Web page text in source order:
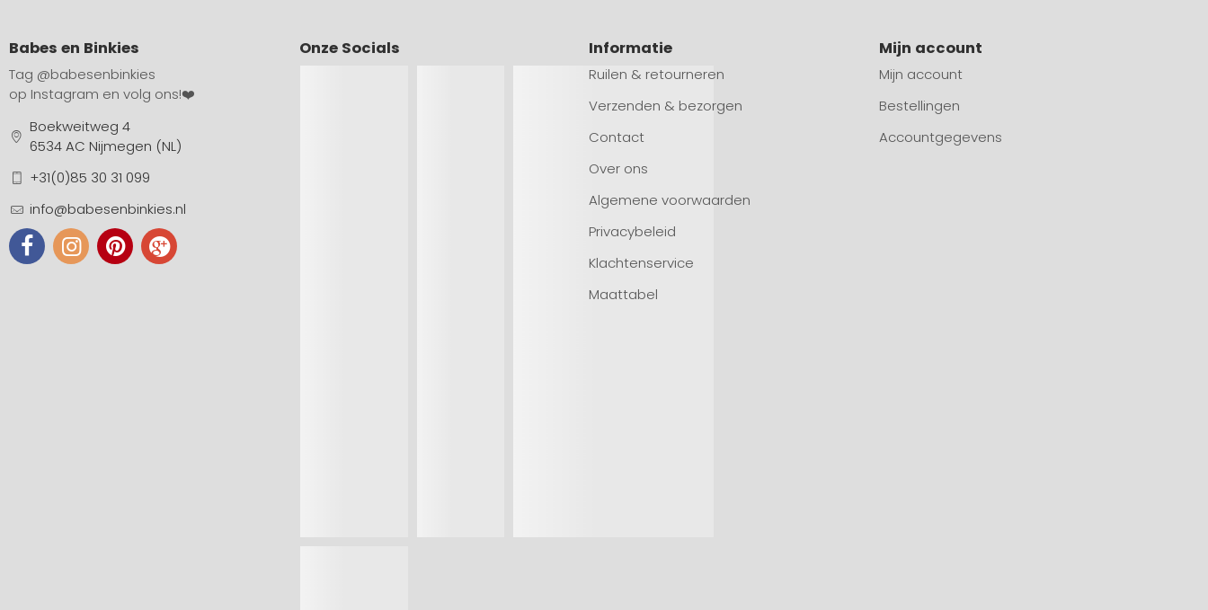
Babes en Binkies
Tag @babesenbinkies
op Instagram en volg ons!❤️
Boekweitweg 4
6534 AC Nijmegen (NL)
+31(0)85 30 31 099
info@babesenbinkies.nl
Onze Socials Informatie
Ruilen & retourneren
Verzenden & bezorgen
Contact
Over ons
Algemene voorwaarden
Privacybeleid
Klachtenservice
Maattabel
Mijn account
Mijn account
Bestellingen
Accountgegevens